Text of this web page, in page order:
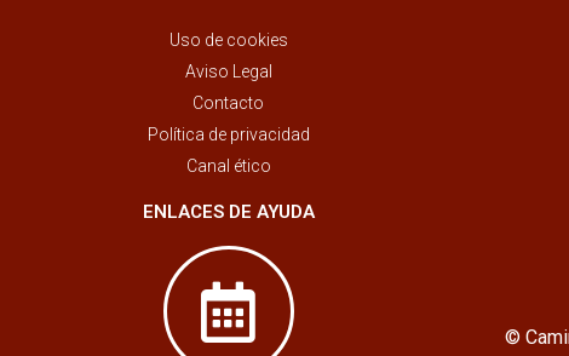
Uso de cookies
Aviso Legal
Contacto
Política de privacidad
Canal ético
ENLACES DE AYUDA
©